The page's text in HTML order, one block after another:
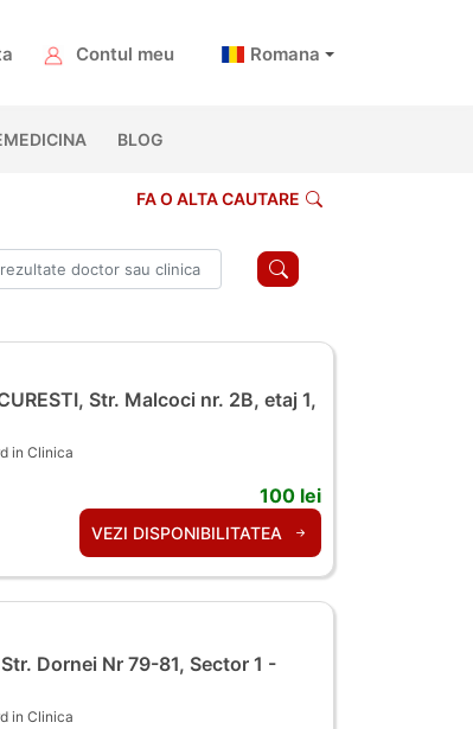
Contul meu Romana
BLOG
FA O ALTA CAUTARE
Str. Malcoci nr. 2B, etaj 1,
in Clinica
100 lei
VEZI DISPONIBILITATEA
Dornei Nr 79-81, Sector 1 -
in Clinica